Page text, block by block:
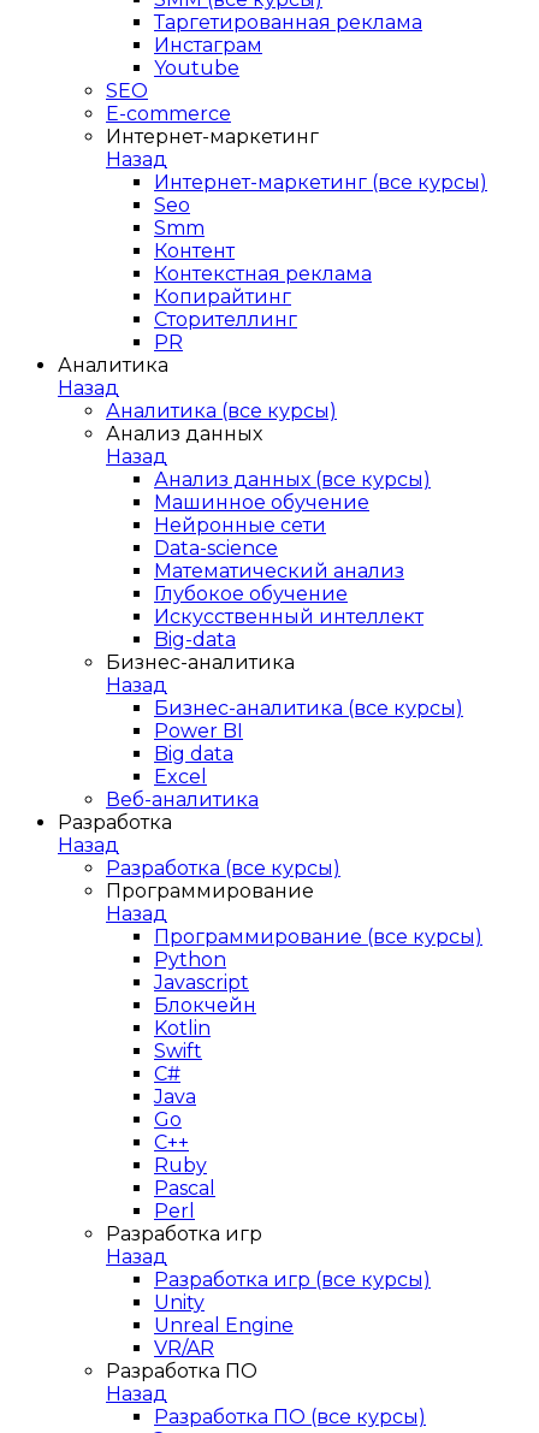
Таргетированная реклама
Инстаграм
Youtube
SEO
E-сommerce
Интернет-маркетинг
Назад
Интернет-маркетинг (все курсы)
Seo
Smm
Контент
Контекстная реклама
Копирайтинг
Сторителлинг
PR
Аналитика
Назад
Аналитика (все курсы)
Анализ данных
Назад
Анализ данных (все курсы)
Машинное обучение
Нейронные сети
Data-science
Математический анализ
Глубокое обучение
Искусственный интеллект
Big-data
Бизнес-аналитика
Назад
Бизнес-аналитика (все курсы)
Power BI
Big data
Excel
Веб-аналитика
Разработка
Назад
Разработка (все курсы)
Программирование
Назад
Программирование (все курсы)
Python
Javascript
Блокчейн
Kotlin
Swift
C#
Java
Go
C++
Ruby
Pascal
Perl
Разработка игр
Назад
Разработка игр (все курсы)
Unity
Unreal Engine
VR/AR
Разработка ПО
Назад
Разработка ПО (все курсы)